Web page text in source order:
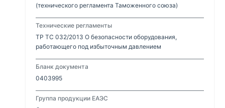
(технического регламента Таможенного союза)
Технические регламенты
ТР ТС 032/2013 О безопасности оборудования,
работающего под избыточным давлением
Бланк документа
0403995
Группа продукции ЕАЭС